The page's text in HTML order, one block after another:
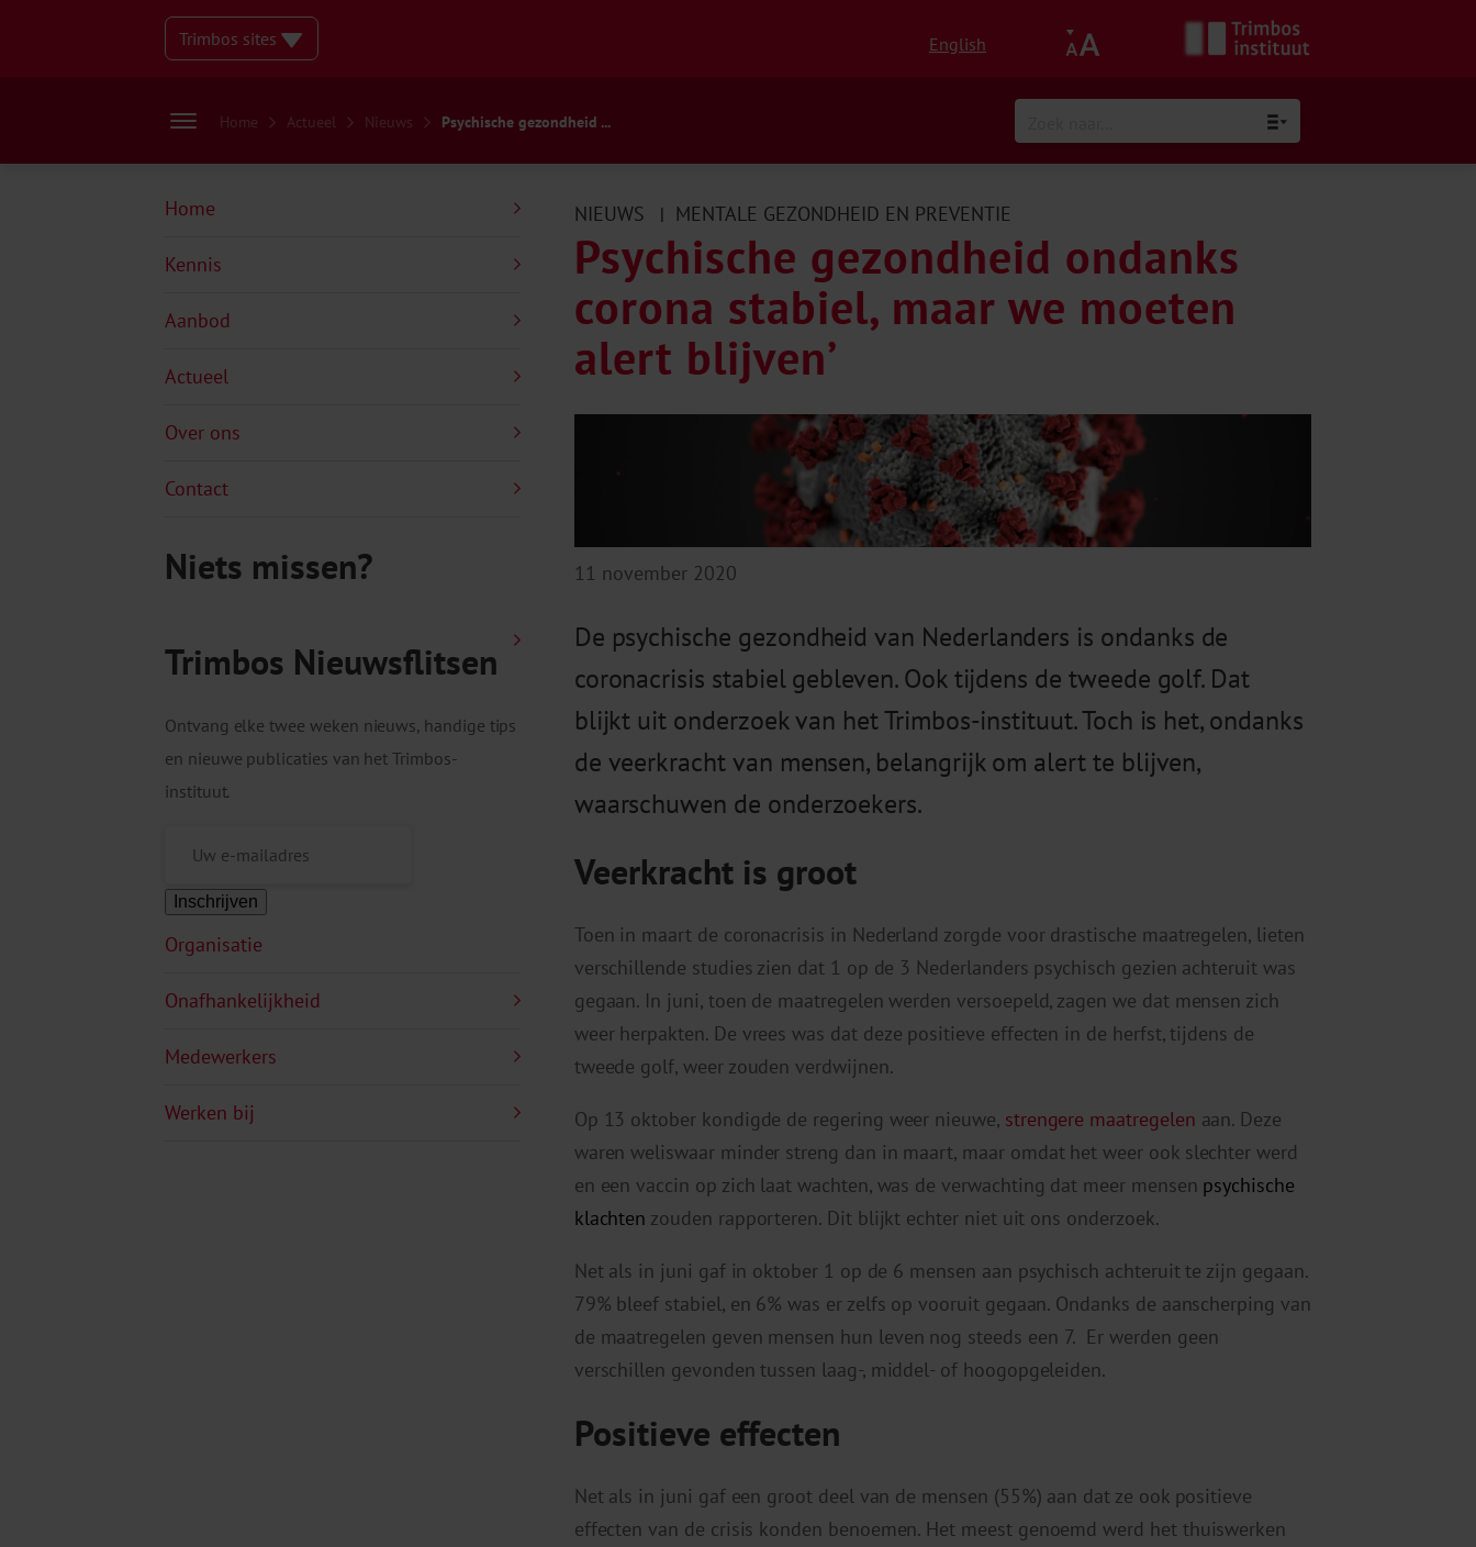
Trimbos sites English
Home Actueel Nieuws Psychische gezondheid ...
Home
Kennis
Aanbod
Actueel
Over ons
Contact
Niets missen?
Trimbos Nieuwsflitsen
Ontvang elke twee weken nieuws, handige tips
en nieuwe publicaties van het Trimbos-
instituut.
Inschrijven
Organisatie
Onafhankelijkheid
Medewerkers
Werken bij
NIEUWS | MENTALE GEZONDHEID EN PREVENTIE
Psychische gezondheid ondanks
corona stabiel, maar we moeten
alert blijven’
11 november 2020
De psychische gezondheid van Nederlanders is ondanks de
coronacrisis stabiel gebleven. Ook tijdens de tweede golf. Dat
blijkt uit onderzoek van het Trimbos-instituut. Toch is het, ondanks
de veerkracht van mensen, belangrijk om alert te blijven,
waarschuwen de onderzoekers.
Veerkracht is groot
Toen in maart de coronacrisis in Nederland zorgde voor drastische maatregelen, lieten
verschillende studies zien dat 1 op de 3 Nederlanders psychisch gezien achteruit was
gegaan. In juni, toen de maatregelen werden versoepeld, zagen we dat mensen zich
weer herpakten. De vrees was dat deze positieve effecten in de herfst, tijdens de
tweede golf, weer zouden verdwijnen.
Op 13 oktober kondigde de regering weer nieuwe, strengere maatregelen aan. Deze
waren weliswaar minder streng dan in maart, maar omdat het weer ook slechter werd
en een vaccin op zich laat wachten, was de verwachting dat meer mensen psychische
klachten zouden rapporteren. Dit blijkt echter niet uit ons onderzoek.
Net als in juni gaf in oktober 1 op de 6 mensen aan psychisch achteruit te zijn gegaan.
79% bleef stabiel, en 6% was er zelfs op vooruit gegaan. Ondanks de aanscherping van
de maatregelen geven mensen hun leven nog steeds een 7. Er werden geen
verschillen gevonden tussen laag-, middel- of hoogopgeleiden.
Positieve effecten
Net als in juni gaf een groot deel van de mensen (55%) aan dat ze ook positieve
effecten van de crisis konden benoemen. Het meest genoemd werd het thuiswerken